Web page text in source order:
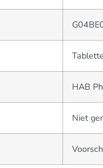
HAB
Niet